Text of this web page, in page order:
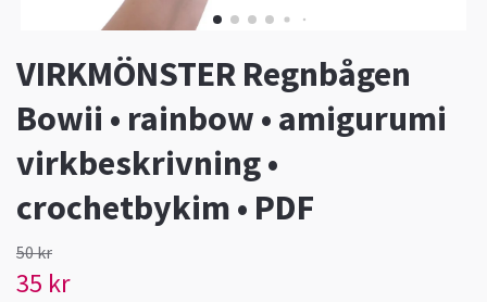
VIRKMÖNSTER Regnbågen
Bowii • rainbow • amigurumi
virkbeskrivning •
crochetbykim • PDF
50 kr
35 kr